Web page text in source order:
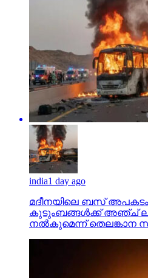
india1 day ago
മദീനയിലെ ബസ് അപകടം;
കുടുംബങ്ങള്‍ക്ക് അഞ്ച്
നല്‍കുമെന്ന് തെലങ്കാന